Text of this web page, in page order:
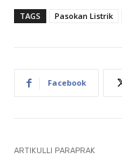
TAGS Pasokan Listrik
Facebook
ARTIKULLI PARAPRAK